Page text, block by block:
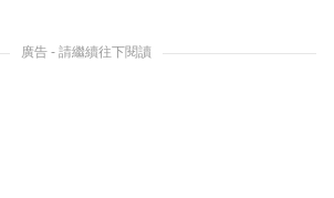
廣告 - 請繼續往下閱讀